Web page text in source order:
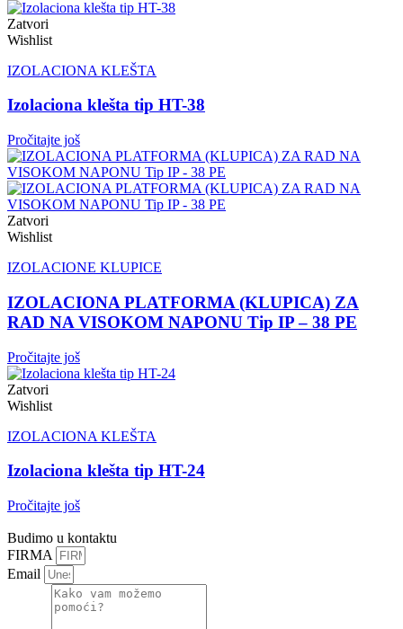
Zatvori
Wishlist
IZOLACIONA KLEŠTA
Izolaciona klešta tip HT-38
Pročitajte još
Zatvori
Wishlist
IZOLACIONE KLUPICE
IZOLACIONA PLATFORMA (KLUPICA) ZA
RAD NA VISOKOM NAPONU Tip IP – 38 PE
Pročitajte još
Zatvori
Wishlist
IZOLACIONA KLEŠTA
Izolaciona klešta tip HT-24
Pročitajte još
Budimo u kontaktu
FIRMA
Email